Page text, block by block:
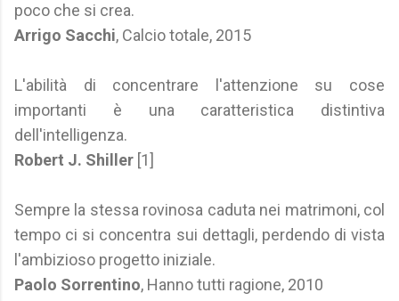
poco che si crea.
Arrigo Sacchi, Calcio totale, 2015
L'abilità di concentrare l'attenzione su cose
importanti è una caratteristica distintiva
dell'intelligenza.
Robert J. Shiller [1]
Sempre la stessa rovinosa caduta nei matrimoni, col
tempo ci si concentra sui dettagli, perdendo di vista
l'ambizioso progetto iniziale.
Paolo Sorrentino, Hanno tutti ragione, 2010